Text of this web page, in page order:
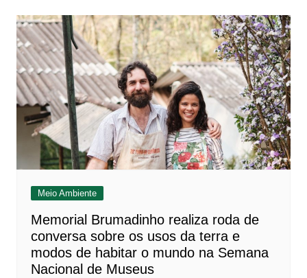
Meio Ambiente
Memorial Brumadinho realiza roda de
conversa sobre os usos da terra e
modos de habitar o mundo na Semana
Nacional de Museus